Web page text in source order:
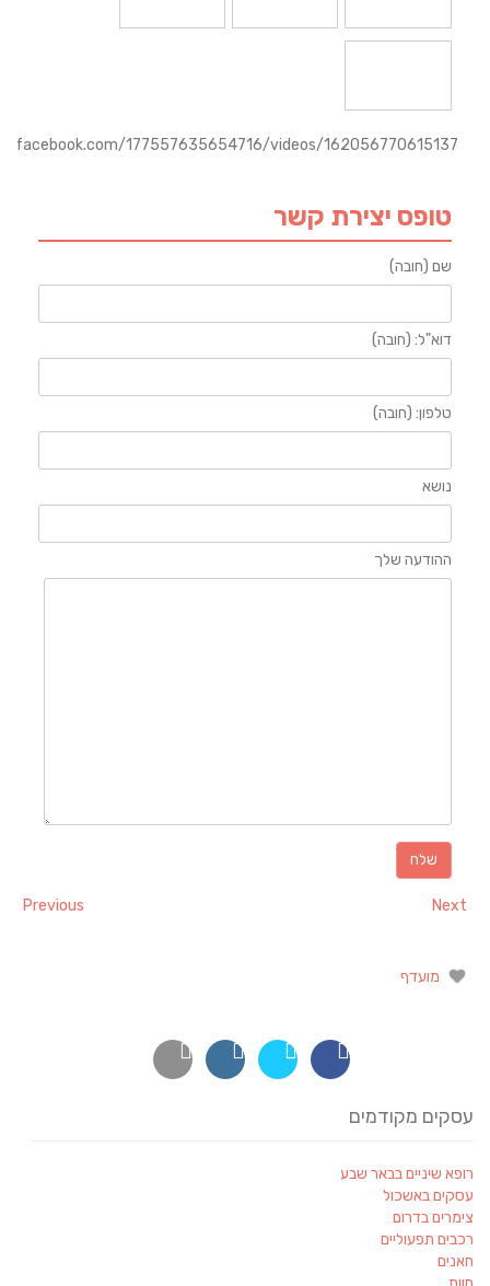
177557635654716/videos/162056770615137/
טופס יצירת קשר
שם (חובה)
דוא"ל: (חובה)
טלפון: (חובה)
נושא
ההודעה שלך
Previous Next
מועדף
עסקים מקודמים
רופא שיניים בבאר שבע
עסקים באשכול
צימרים בדרום
רכבים תפעוליים
חאנים